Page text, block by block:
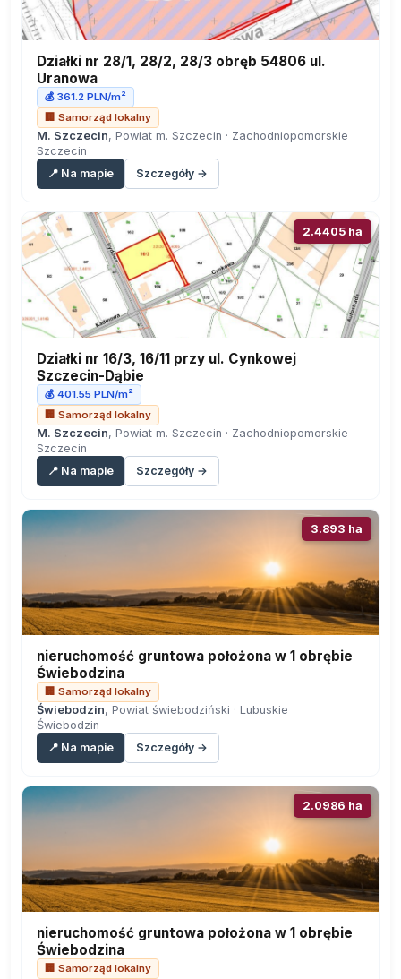
Działki nr 28/1, 28/2, 28/3 obręb 54806 ul.
Uranowa
💰 361.2 PLN/m²
🏢 Samorząd lokalny
M. Szczecin, Powiat m. Szczecin · Zachodniopomorskie
Szczecin
📍 Na mapie
Szczegóły →
2.4405 ha
Działki nr 16/3, 16/11 przy ul. Cynkowej
Szczecin-Dąbie
💰 401.55 PLN/m²
🏢 Samorząd lokalny
M. Szczecin, Powiat m. Szczecin · Zachodniopomorskie
Szczecin
📍 Na mapie
Szczegóły →
3.893 ha
nieruchomość gruntowa położona w 1 obrębie
Świebodzina
🏢 Samorząd lokalny
Świebodzin, Powiat świebodziński · Lubuskie
Świebodzin
📍 Na mapie
Szczegóły →
2.0986 ha
nieruchomość gruntowa położona w 1 obrębie
Świebodzina
🏢 Samorząd lokalny